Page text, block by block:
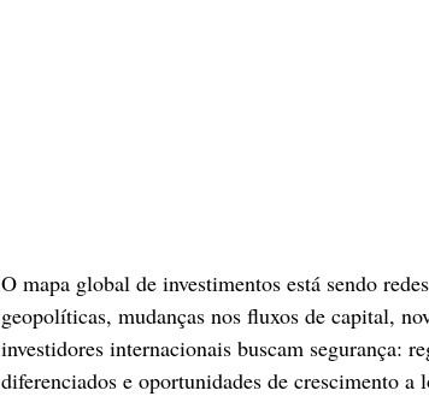
O mapa global de investimentos está sendo
geopolíticas, mudanças nos fluxos de capital,
investidores internacionais buscam segurança:
diferenciados e oportunidades de crescimento a